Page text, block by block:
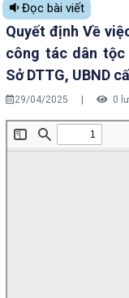
Đọc bài viết
Quyết định Về
công tác dân tộc
Sở DTTG, UBND
29/04/2025 0